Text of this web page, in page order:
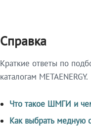
Справка
Краткие ответы по
каталогам METAENERGY.
Что такое ШМГИ и
Как выбрать медную